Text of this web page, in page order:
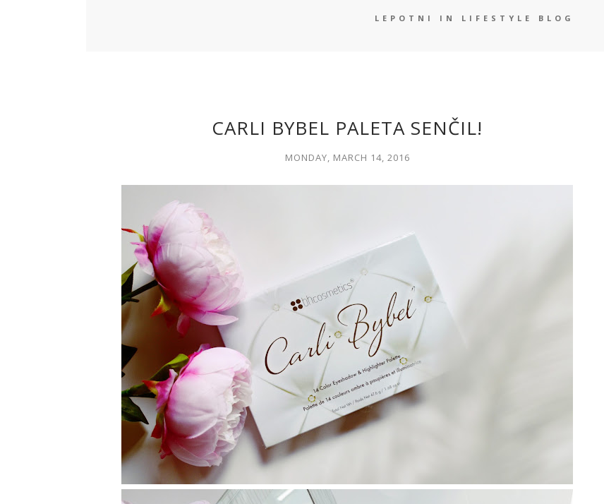
LEPOTNI IN LIFESTYLE BLOG
CARLI BYBEL PALETA SENČIL!
MONDAY, MARCH 14, 2016